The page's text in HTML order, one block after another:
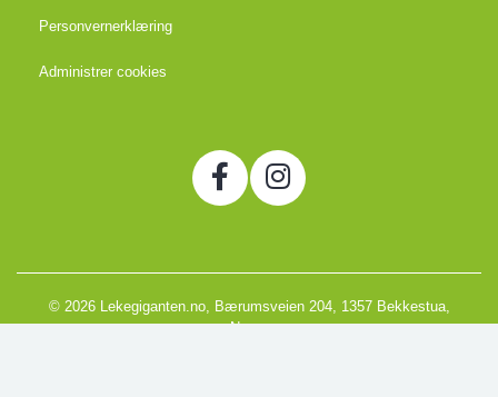
Personvernerklæring
Administrer cookies
© 2026 Lekegiganten.no, Bærumsveien 204, 1357 Bekkestua,
Norge